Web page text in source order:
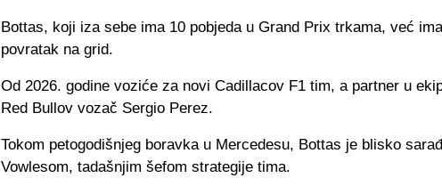
Bottas, koji iza sebe ima 10 pobjeda u Grand Prix trkama, već
povratak na grid.
Od 2026. godine voziće za novi Cadillacov F1 tim, a partner u
Red Bullov vozač Sergio Perez.
Tokom petogodišnjeg boravka u Mercedesu, Bottas je blisko
Vowlesom, tadašnjim šefom strategije tima.